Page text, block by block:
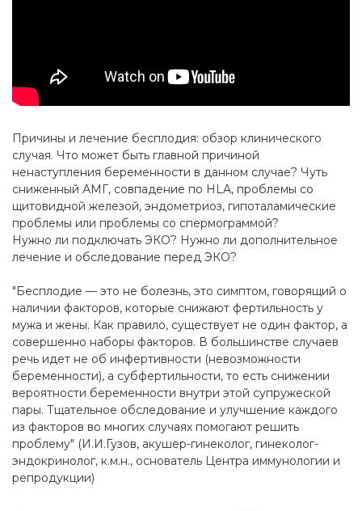
Причины и лечение бесплодия: обзор клинического
случая. Что может быть главной причиной
ненаступления беременности в данном случае? Чуть
сниженный АМГ, совпадение по HLA, проблемы со
щитовидной железой, эндометриоз, гипоталамические
проблемы или проблемы со спермограммой?
Нужно ли подключать ЭКО? Нужно ли дополнительное
лечение и обследование перед ЭКО?
"Бесплодие — это не болезнь, это симптом, говорящий о
наличии факторов, которые снижают фертильность у
мужа и жены. Как правило, существует не один фактор, а
совершенно наборы факторов. В большинстве случаев
речь идет не об инфертивности (невозможности
беременности), а субфертильности, то есть снижении
вероятности беременности внутри этой супружеской
пары. Тщательное обследование и улучшение каждого
из факторов во многих случаях помогают решить
проблему" (И.И.Гузов, акушер-гинеколог, гинеколог-
эндокринолог, к.м.н., основатель Центра иммунологии и
репродукции)